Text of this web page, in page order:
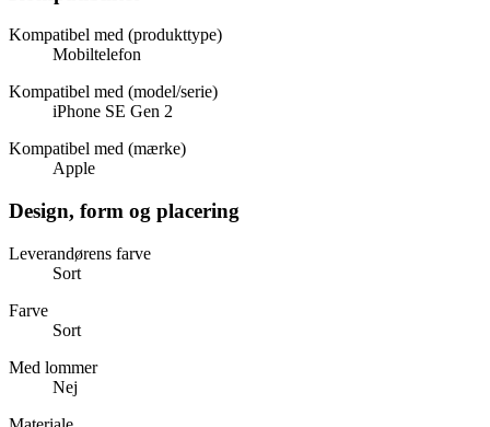
Kompatibel med (produkttype)
Mobiltelefon
Kompatibel med (model/serie)
iPhone SE Gen 2
Kompatibel med (mærke)
Apple
Design, form og placering
Leverandørens farve
Sort
Farve
Sort
Med lommer
Nej